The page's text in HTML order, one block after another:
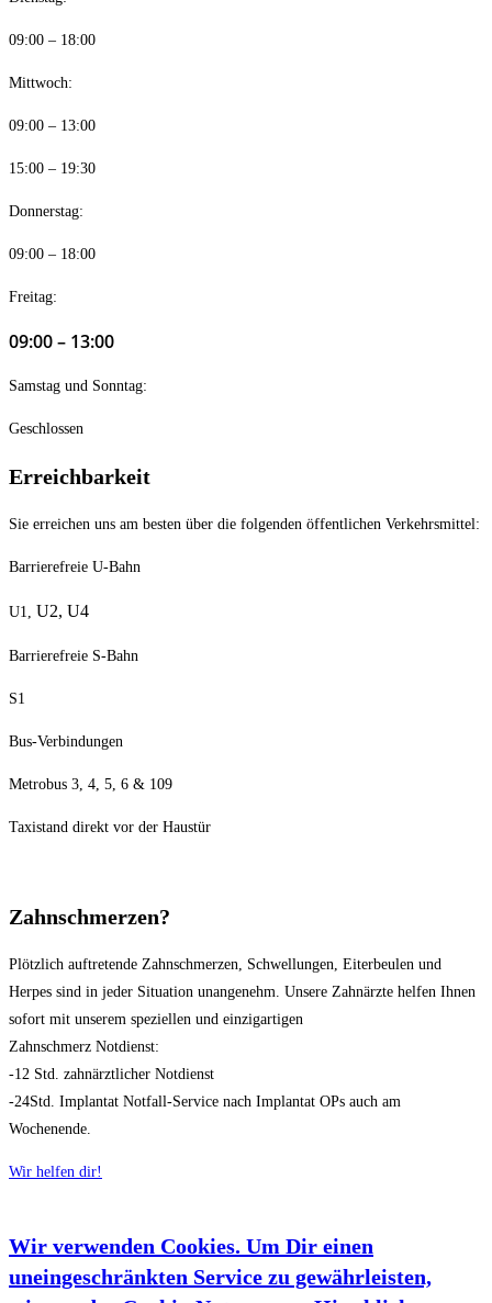
09:00 – 18:00
Mittwoch:
09:00 – 13:00
15:00 – 19:30
Donnerstag:
09:00 – 18:00
Freitag:
09:00 – 13:00
Samstag und Sonntag:
Geschlossen
Erreichbarkeit
Sie erreichen uns am besten über die folgenden öffentlichen Verkehrsmittel:
Barrierefreie U-Bahn
U1, U2, U4
Barrierefreie S-Bahn
S1
Bus-Verbindungen
Metrobus 3, 4, 5, 6 & 109
Taxistand direkt vor der Haustür
Zahnschmerzen?
Plötzlich auftretende Zahnschmerzen, Schwellungen, Eiterbeulen und
Herpes sind in jeder Situation unangenehm. Unsere Zahnärzte helfen Ihnen
sofort mit unserem speziellen und einzigartigen
Zahnschmerz Notdienst:
-12 Std. zahnärztlicher Notdienst
-24Std. Implantat Notfall-Service nach Implantat OPs auch am
Wochenende.
Wir helfen dir!
Wir verwenden Cookies. Um Dir einen
uneingeschränkten Service zu gewährleisten,